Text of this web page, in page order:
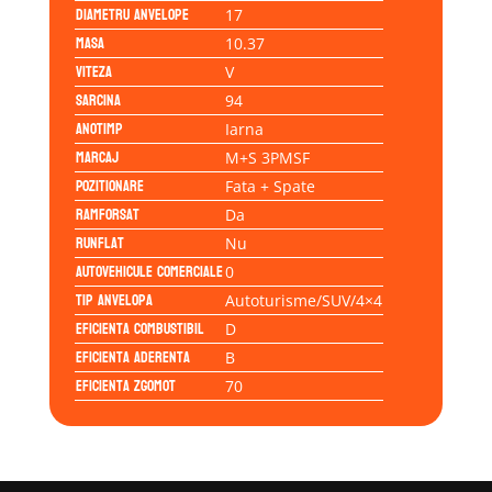
Diametru anvelope 17
Masa 10.37
Viteza V
Sarcina 94
Anotimp Iarna
Marcaj M+S 3PMSF
Pozitionare Fata + Spate
Ramforsat Da
Runflat Nu
Autovehicule comerciale0
Tip anvelopa Autoturisme/SUV/4×4
Eficienta Combustibil D
Eficienta Aderenta B
Eficienta Zgomot 70